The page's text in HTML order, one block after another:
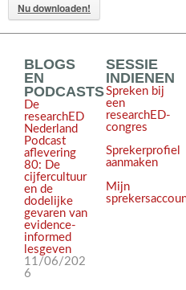
Nu downloaden!
BLOGS
EN
PODCASTS
De
researchED
Nederland
Podcast
aflevering
80: De
cijfercultuur
en de
dodelijke
gevaren van
evidence-
informed
lesgeven
11/06/202
6
SESSIE
INDIENEN
Spreken bij
een
researchED-
congres
Sprekerprofiel
aanmaken
Mijn